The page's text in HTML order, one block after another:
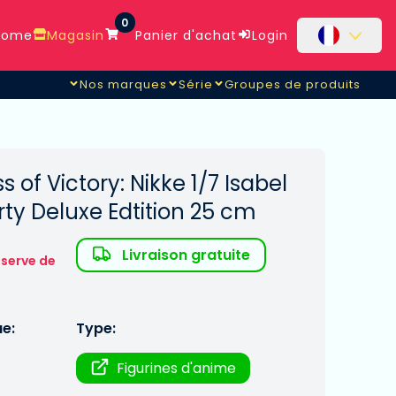
Magasin
0
Panier d'achat Login
Nos marques Série Groupes de produits
of Victory: Nikke 1/7 Isabel
Deluxe Edtition 25 cm
de
Livraison gratuite
Type:
Figurines d'anime